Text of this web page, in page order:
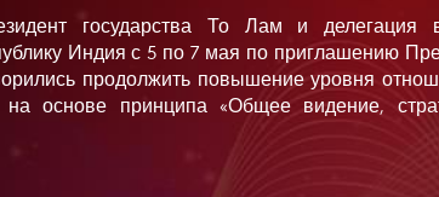
государства То Лам и делегация
Индия с 5 по 7 мая по приглашению
продолжить повышение уровня
на основе принципа «Общее видение,